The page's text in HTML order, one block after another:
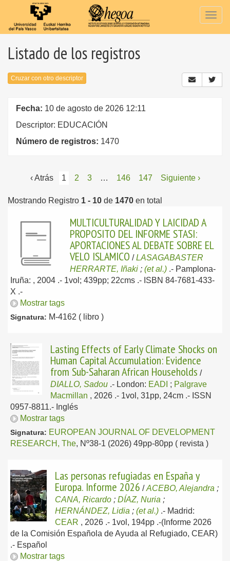
Listado de los registros
Cruzar con otro descriptor
Fecha: 10 de agosto de 2026 12:11
Descriptor: EDUCACIÓN
Número de registros: 1470
‹ Atrás 1 2 3 … 146 147 Siguiente ›
Mostrando Registro 1 - 10 de 1470 en total
MULTICULTURALIDAD Y LAICIDAD A
PROPOSITO DEL INFORME STASI:
APORTACIONES AL DEBATE SOBRE EL
VELO ISLAMICO /LASAGABASTER
HERRARTE, Iñaki ; (et al.) .- Pamplona-
Iruña: , 2004 .- 1vol; 439pp; 22cms .- ISBN 84-7681-433-
X .-
Mostrar tags
Signatura: M-4162 ( libro )
Lasting Effects of Early Climate Shocks on
Human Capital Accumulation: Evidence
from Sub-Saharan African Households /
DIALLO, Sadou .- London: EADI ; Palgrave
Macmillan , 2026 .- 1vol, 31pp, 24cm .- ISSN
0957-8811.- Inglés
Mostrar tags
Signatura: EUROPEAN JOURNAL OF DEVELOPMENT
RESEARCH, The, Nº38-1 (2026) 49pp-80pp ( revista )
Las personas refugiadas en España y
Europa. Informe 2026 /ACEBO, Alejandra ;
CANA, Ricardo ; DÍAZ, Nuria ;
HERNÁNDEZ, Lidia ; (et al.) .- Madrid:
CEAR , 2026 .- 1vol, 194pp .-(Informe 2026
de la Comisión Española de Ayuda al Refugiado, CEAR)
.- Español
Mostrar tags